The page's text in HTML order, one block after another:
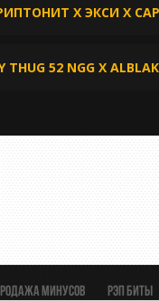
X ЭКСИ X
THUG 52 NGG X
минусов Рэп биты